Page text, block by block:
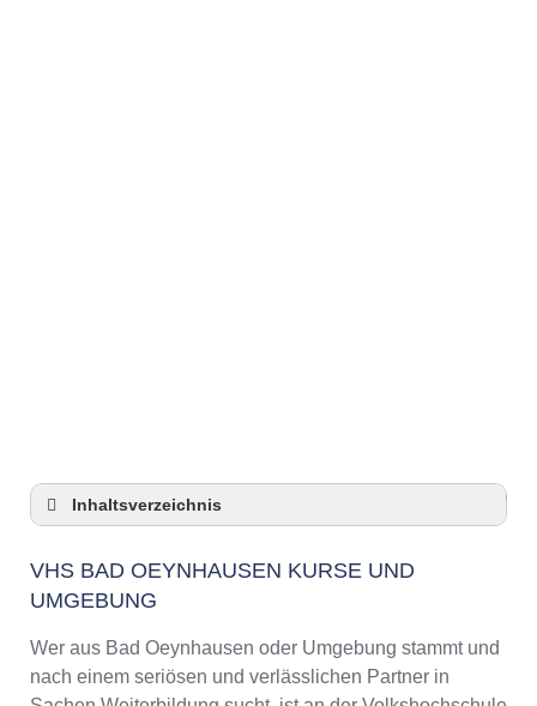
Anzeige
Inhaltsverzeichnis
VHS Bad Oeynhausen – Öffnungszeiten und
Telefonnummer
Oeynhausen
Online-Kurse – Alternative Angebote zu einem
VHS BAD OEYNHAUSEN KURSE UND
UMGEBUNG
Wer aus Bad Oeynhausen oder Umgebung stammt und
nach einem seriösen und verlässlichen Partner in